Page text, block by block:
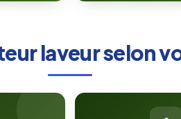
laveur selon